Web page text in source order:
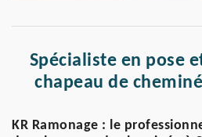
Spécialiste en pose
chapeau de
KR Ramonage : le